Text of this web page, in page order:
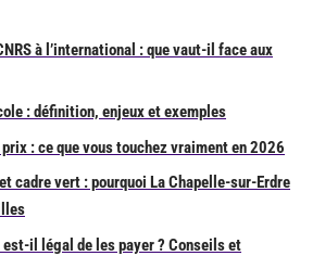
à l’international : que vaut-il face aux
: définition, enjeux et exemples
: ce que vous touchez vraiment en 2026
cadre vert : pourquoi La Chapelle-sur-Erdre
il légal de les payer ? Conseils et